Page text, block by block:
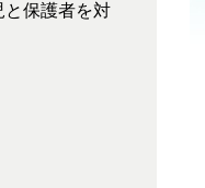
と保護者を対